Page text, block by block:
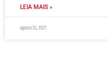
LEIA MAIS »
agosto 25, 2021